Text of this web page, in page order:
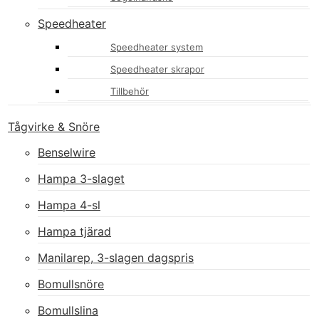
Speedheater
Speedheater system
Speedheater skrapor
Tillbehör
Tågvirke & Snöre
Benselwire
Hampa 3-slaget
Hampa 4-sl
Hampa tjärad
Manilarep, 3-slagen dagspris
Bomullsnöre
Bomullslina